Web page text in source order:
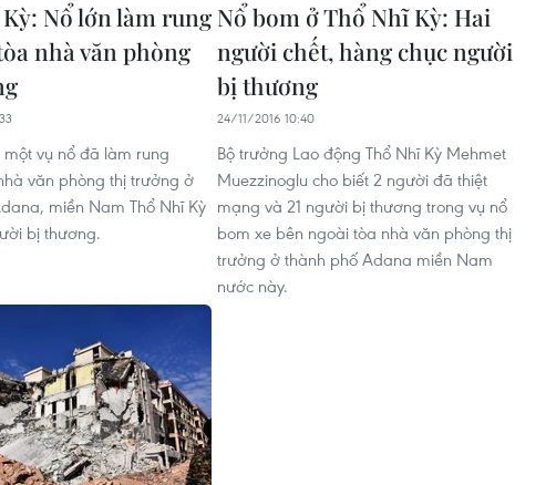
Nổ lớn làm rung
nhà văn phòng
một vụ nổ đã làm rung
văn phòng thị trưởng ở
miền Nam Thổ Nhĩ Kỳ
bị thương.
Nổ bom ở Thổ Nhĩ Kỳ: Hai
người chết, hàng chục người
bị thương
24/11/2016 10:40
Bộ trưởng Lao động Thổ Nhĩ Kỳ Mehmet
Muezzinoglu cho biết 2 người đã thiệt
mạng và 21 người bị thương trong vụ nổ
bom xe bên ngoài tòa nhà văn phòng thị
trưởng ở thành phố Adana miền Nam
nước này.